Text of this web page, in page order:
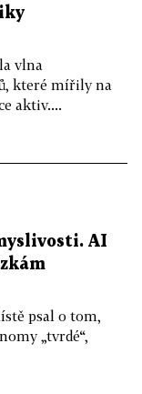
vlna
které mířily na
aktiv....
AI
psal o tom,
„tvrdé“,